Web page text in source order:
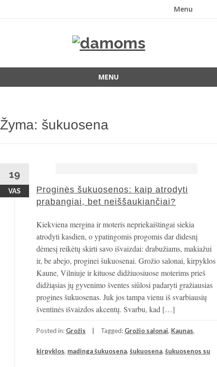
Menu
MENU
Žyma: šukuosena
19
VAS
Proginės šukuosenos: kaip atrodyti
prabangiai, bet neiššaukiančiai?
Kiekviena mergina ir moteris nepriekaištingai siekia
atrodyti kasdien, o ypatingomis progomis dar didesnį
dėmesį reikėtų skirti savo išvaizdai: drabužiams, makiažui
ir, be abejo, proginei šukuosenai. Grožio salonai, kirpyklos
Kaune, Vilniuje ir kituose didžiuosiuose moterims prieš
didžiąsias jų gyvenimo šventes siūlosi padaryti gražiausias
progines šukuosenas. Juk jos tampa vienu iš svarbiausių
šventinės išvaizdos akcentų. Svarbu, kad […]
Posted in: Grožis Tagged: Grožio salonai, Kaunas,
kirpyklos, madinga šukuosena, šukuosena, šukuosenos su